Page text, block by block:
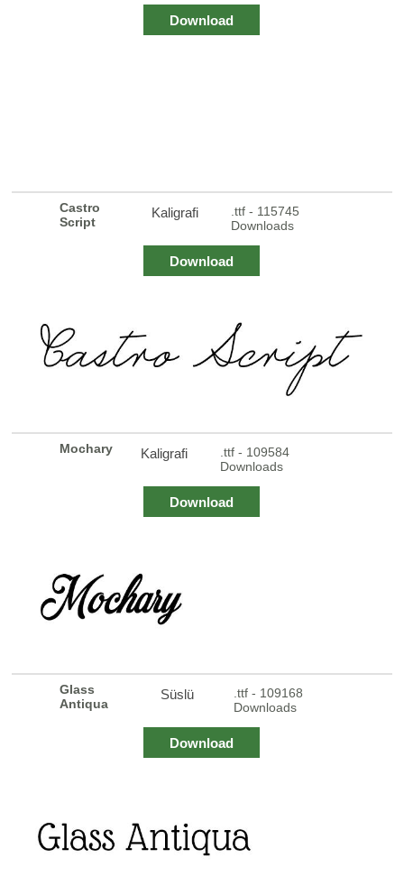
Download
Castro
Script
Kaligrafi
.ttf - 115745
Downloads
Download
Mochary Kaligrafi
.ttf - 109584
Downloads
Download
Glass
Antiqua
Süslü
.ttf - 109168
Downloads
Download